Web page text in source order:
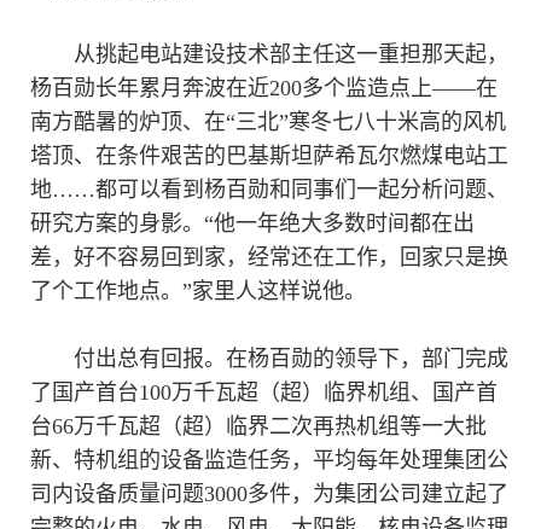
从挑起电站建设技术部主任这一重担那天起，
杨百勋长年累月奔波在近200多个监造点上——在
南方酷暑的炉顶、在“三北”寒冬七八十米高的风机
塔顶、在条件艰苦的巴基斯坦萨希瓦尔燃煤电站工
地……都可以看到杨百勋和同事们一起分析问题、
研究方案的身影。“他一年绝大多数时间都在出
差，好不容易回到家，经常还在工作，回家只是换
了个工作地点。”家里人这样说他。
付出总有回报。在杨百勋的领导下，部门完成
了国产首台100万千瓦超（超）临界机组、国产首
台66万千瓦超（超）临界二次再热机组等一大批
新、特机组的设备监造任务，平均每年处理集团公
司内设备质量问题3000多件，为集团公司建立起了